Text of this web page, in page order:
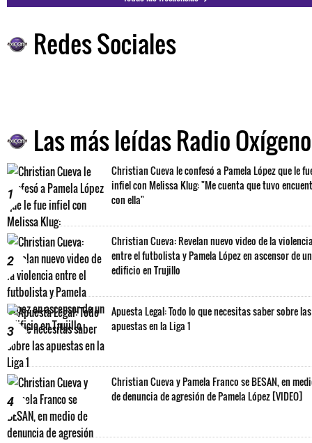
Redes Sociales
Las más leídas Radio Oxígeno
1
Christian Cueva le confesó a Pamela López que le
infiel con Melissa Klug: "Me cuenta que tuvo
con ella"
2
Christian Cueva: Revelan nuevo video de la
entre el futbolista y Pamela López en ascensor de un
edificio en Trujillo
3
Apuesta Legal: Todo lo que necesitas saber sobre las
apuestas en la Liga 1
4
Christian Cueva y Pamela Franco se BESAN, en
de denuncia de agresión de Pamela López [VIDEO]